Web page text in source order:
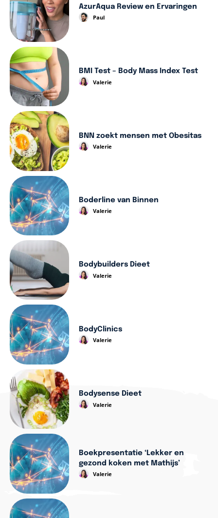
AzurAqua Review en Ervaringen
Paul
BMI Test – Body Mass Index Test
Valerie
BNN zoekt mensen met Obesitas
Valerie
Boderline van Binnen
Valerie
Bodybuilders Dieet
Valerie
BodyClinics
Valerie
Bodysense Dieet
Valerie
Boekpresentatie ‘Lekker en
gezond koken met Mathijs’
Valerie